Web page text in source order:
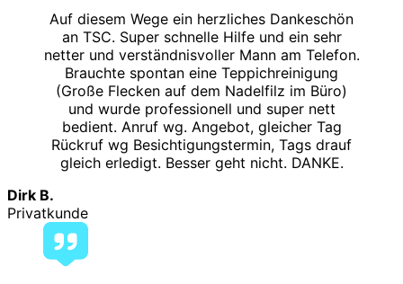
Auf diesem Wege ein herzliches Dankeschön
an TSC. Super schnelle Hilfe und ein sehr
netter und verständnisvoller Mann am Telefon.
Brauchte spontan eine Teppichreinigung
(Große Flecken auf dem Nadelfilz im Büro)
und wurde professionell und super nett
bedient. Anruf wg. Angebot, gleicher Tag
Rückruf wg Besichtigungstermin, Tags drauf
gleich erledigt. Besser geht nicht. DANKE.
Dirk B.
Privatkunde